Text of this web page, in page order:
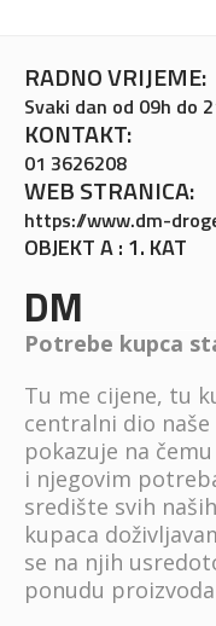
RADNO VRIJEME:
Svaki dan od 09h do
KONTAKT:
01 3626208
WEB STRANICA:
https://www.dm-
OBJEKT A : 1. KAT
DM
Potrebe kupca
Tu me cijene, tu
centralni dio
pokazuje na
i njegovim
središte svih
kupaca
se na njih
ponudu